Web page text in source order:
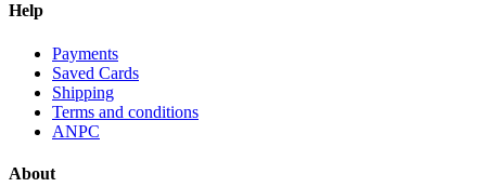
Help
Payments
Saved Cards
Shipping
Terms and conditions
ANPC
About